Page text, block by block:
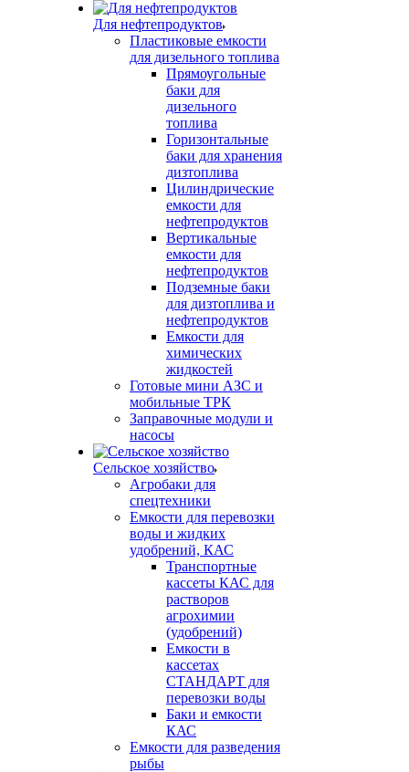
Для нефтепродуктов
Пластиковые емкости
для дизельного топлива
Прямоугольные
баки для
дизельного
топлива
Горизонтальные
баки для хранения
дизтоплива
Цилиндрические
емкости для
нефтепродуктов
Вертикальные
емкости для
нефтепродуктов
Подземные баки
для дизтоплива и
нефтепродуктов
Емкости для
химических
жидкостей
Готовые мини АЗС и
мобильные ТРК
Заправочные модули и
насосы
Сельское хозяйство
Агробаки для
спецтехники
Емкости для перевозки
воды и жидких
удобрений, КАС
Транспортные
кассеты КАС для
растворов
агрохимии
(удобрений)
Емкости в
кассетах
СТАНДАРТ для
перевозки воды
Баки и емкости
КАС
Емкости для разведения
рыбы